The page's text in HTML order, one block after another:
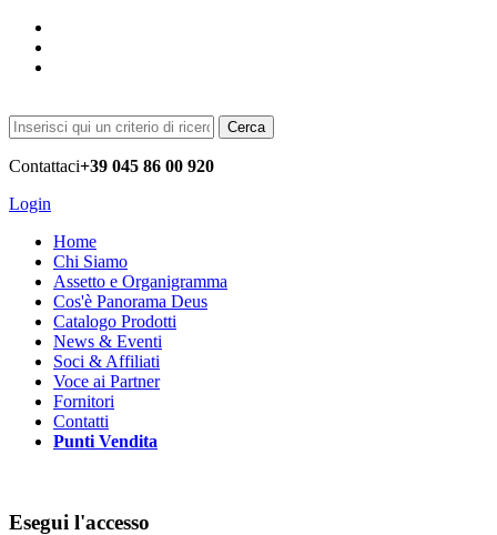
Cerca
Contattaci+39 045 86 00 920
Login
Home
Chi Siamo
Assetto e Organigramma
Cos'è Panorama Deus
Catalogo Prodotti
News & Eventi
Soci & Affiliati
Voce ai Partner
Fornitori
Contatti
Punti Vendita
Esegui l'accesso